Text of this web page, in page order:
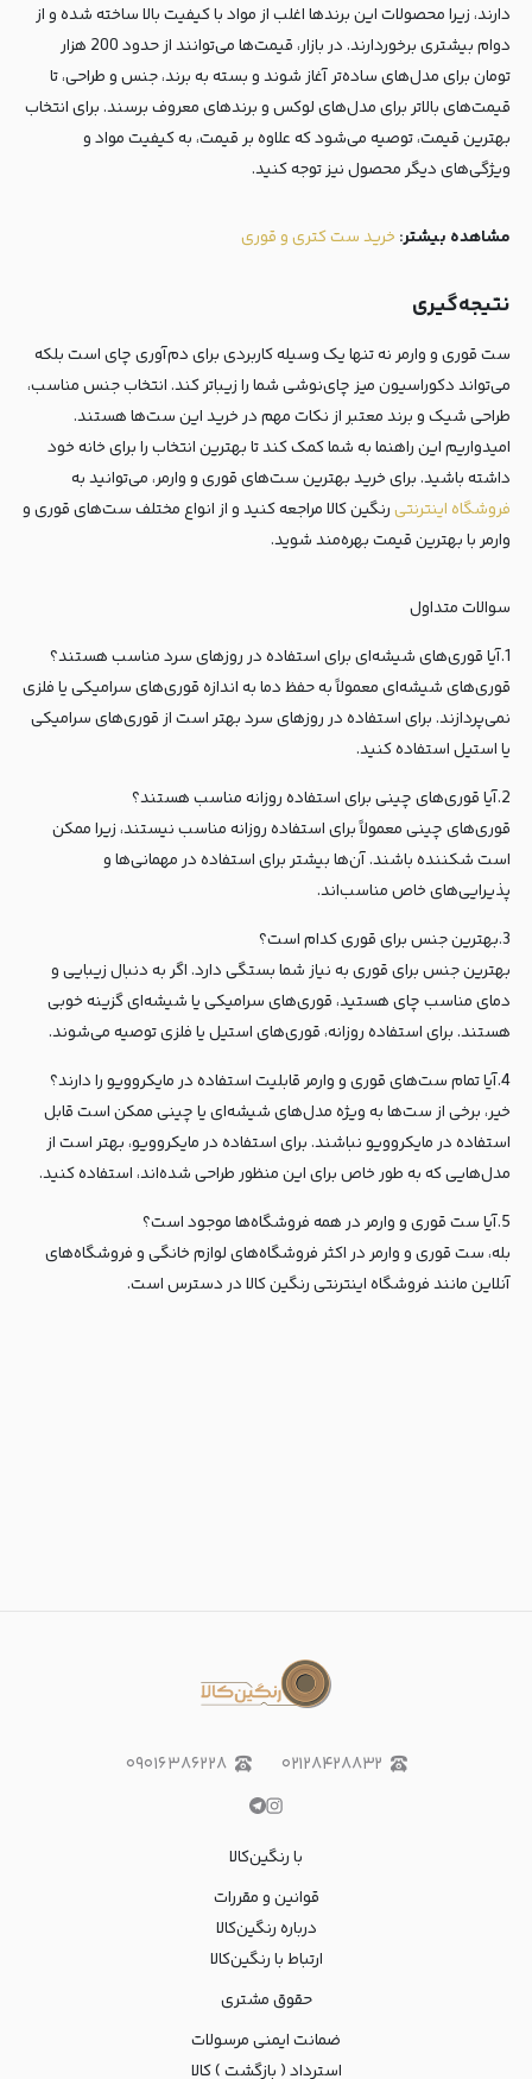
دارند، زیرا محصولات این برندها اغلب از مواد با کیفیت بالا ساخته شده و از
دوام بیشتری برخوردارند. در بازار، قیمت‌ها می‌توانند از حدود 200 هزار
تومان برای مدل‌های ساده‌تر آغاز شوند و بسته به برند، جنس و طراحی، تا
قیمت‌های بالاتر برای مدل‌های لوکس و برندهای معروف برسند. برای انتخاب
بهترین قیمت، توصیه می‌شود که علاوه بر قیمت، به کیفیت مواد و
ویژگی‌های دیگر محصول نیز توجه کنید.
مشاهده بیشتر: خرید ست کتری و قوری
نتیجه‌گیری
ست قوری و وارمر نه تنها یک وسیله کاربردی برای دم‌آوری چای است بلکه
می‌تواند دکوراسیون میز چای‌نوشی شما را زیباتر کند. انتخاب جنس مناسب،
طراحی شیک و برند معتبر از نکات مهم در خرید این ست‌ها هستند.
امیدواریم این راهنما به شما کمک کند تا بهترین انتخاب را برای خانه خود
داشته باشید. برای خرید بهترین ست‌های قوری و وارمر، می‌توانید به
فروشگاه اینترنتیرنگین کالا مراجعه کنید و از انواع مختلف ست‌های قوری و
وارمر با بهترین قیمت بهره‌مند شوید.
سوالات متداول
1.آیا قوری‌های شیشه‌ای برای استفاده در روزهای سرد مناسب هستند؟
قوری‌های شیشه‌ای معمولاً به حفظ دما به اندازه قوری‌های سرامیکی یا فلزی
نمی‌پردازند. برای استفاده در روزهای سرد بهتر است از قوری‌های سرامیکی
یا استیل استفاده کنید.
2.آیا قوری‌های چینی برای استفاده روزانه مناسب هستند؟
قوری‌های چینی معمولاً برای استفاده روزانه مناسب نیستند، زیرا ممکن
است شکننده باشند. آن‌ها بیشتر برای استفاده در مهمانی‌ها و
پذیرایی‌های خاص مناسب‌اند.
3.بهترین جنس برای قوری کدام است؟
بهترین جنس برای قوری به نیاز شما بستگی دارد. اگر به دنبال زیبایی و
دمای مناسب چای هستید، قوری‌های سرامیکی یا شیشه‌ای گزینه خوبی
هستند. برای استفاده روزانه، قوری‌های استیل یا فلزی توصیه می‌شوند.
4.آیا تمام ست‌های قوری و وارمر قابلیت استفاده در مایکروویو را دارند؟
خیر، برخی از ست‌ها به ویژه مدل‌های شیشه‌ای یا چینی ممکن است قابل
استفاده در مایکروویو نباشند. برای استفاده در مایکروویو، بهتر است از
مدل‌هایی که به طور خاص برای این منظور طراحی شده‌اند، استفاده کنید.
5.آیا ست قوری و وارمر در همه فروشگاه‌ها موجود است؟
بله، ست قوری و وارمر در اکثر فروشگاه‌های لوازم خانگی و فروشگاه‌های
آنلاین مانند فروشگاه اینترنتی رنگین کالا در دسترس است.
۰۲۱۲۸۴۲۸۸۳۲ ۰۹۰۱۶۳۸۶۲۲۸
با رنگین‌کالا
قوانین و مقررات
درباره رنگین‌کالا
ارتباط با رنگین‌کالا
حقوق مشتری
ضمانت ایمنی مرسولات
استرداد ( بازگشت ) کالا